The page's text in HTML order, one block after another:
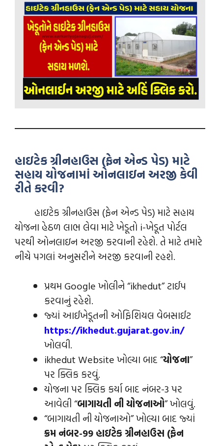
હાઇટેક ગ્રીનહાઉસ (ફેન એન્ડ પેડ) માટે
સહાય યોજનામાં ઓનલાઇન અરજી કેવી
રીતે કરવી?
હાઇટેક ગ્રીનહાઉસ (ફેન એન્ડ પેડ) માટે સહાય
યોજના હેઠળ લાભ લેવા માટે ખેડૂતો i-ખેડૂત પોર્ટલ
પરથી ઓનલાઇન અરજી કરવાની રહેશે. તે માટે તમારે
નીચે પગલાં અનુસરીને અરજી કરવાની રહશે.
પ્રથમ Google ખોલીને “ikhedut” ટાઈપ
કરવાનું રહેશે.
જ્યાં આઈખેડૂતની ઓફિશિયલ વેબસાઈટ
https://ikhedut.gujarat.gov.in/
ખોલવી.
ikhedut Website ખોલ્યા બાદ “યોજના”
પર ક્લિક કરવું.
યોજના પર ક્લિક કર્યા બાદ નંબર-3 પર
આવેલી “બાગાયતી ની યોજનાઓ” ખોલવું.
“બાગાયતી ની યોજનાઓ” ખોલ્યા બાદ જ્યાં
ક્રમ નંબર-99 હાઇટેક ગ્રીનહાઉસ (ફેન